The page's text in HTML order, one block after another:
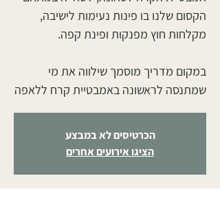
הקסום שלנו בו פינות נעימות לישיבה,
במקום מדריך מוסמך שילווה את מי
שמתנסה לראשונה באמבטיית קרח ללאפה
הכרטיסים לא במבצע
הציגו אירועים אחרים